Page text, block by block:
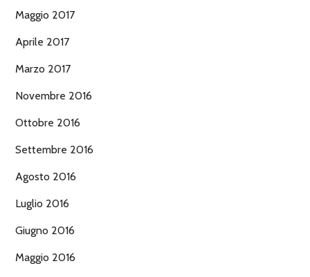
Maggio 2017
Aprile 2017
Marzo 2017
Novembre 2016
Ottobre 2016
Settembre 2016
Agosto 2016
Luglio 2016
Giugno 2016
Maggio 2016